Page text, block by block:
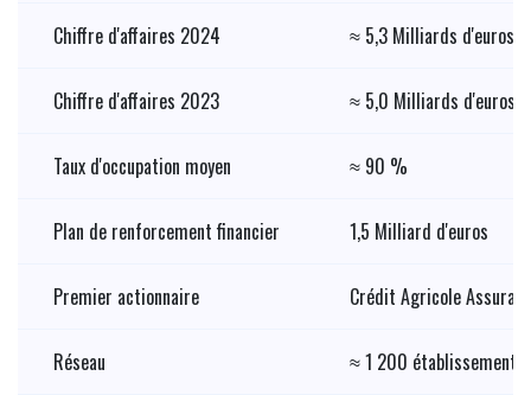
Chiffre d'affaires 2024
≈ 5,3 Milliards d'euros
Chiffre d'affaires 2023 ≈ 5,0 Milliards d'euros
Taux d'occupation moyen ≈ 90 %
Plan de renforcement financier 1,5 Milliard d'euros
Premier actionnaire Crédit Agricole
Réseau ≈ 1 200